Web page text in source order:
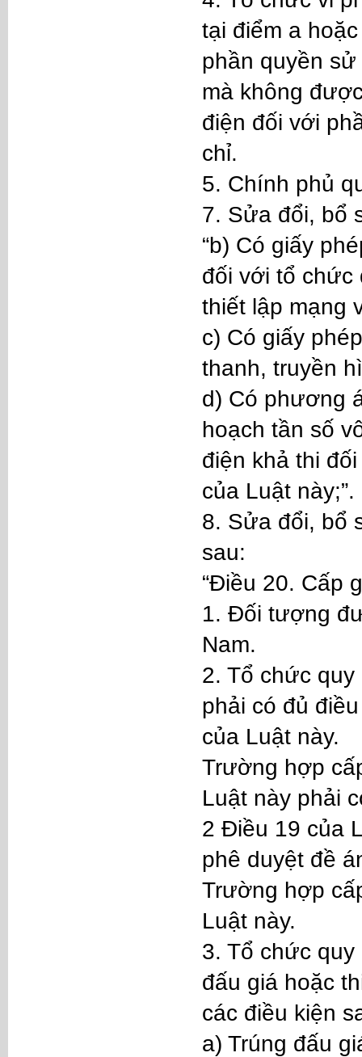
tại điểm a
phần quyền
mà không
điện đối với
chỉ.
5. Chính phủ
7. Sửa đổi, bổ
“b) Có giấy
đối với tổ chức
thiết lập mạng
c) Có giấy
thanh, truyền
d) Có phương
hoạch tần số
điện khả thi
của Luật này;”.
8. Sửa đổi, bổ
sau:
“Điều 20. Cấp
1. Đối tượng
Nam.
2. Tổ chức
phải có đủ
của Luật này.
Trường hợp
Luật này phải
2 Điều 19 của
phê duyệt đề
Trường hợp
Luật này.
3. Tổ chức
đấu giá hoặc
các điều kiện
a) Trúng đấu